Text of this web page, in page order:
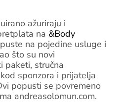
ažuriraju i
na &Body
na pojedine usluge i
što su novi
paketi, stručna
sponzora i prijatelja
popusti se povremeno
andreasolomun.com.